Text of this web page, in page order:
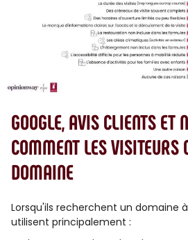
GOOGLE, AVIS CLIENTS ET
COMMENT LES VISITEURS
DOMAINE
Lorsqu'ils recherchent un domaine
utilisent principalement :